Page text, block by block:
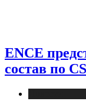
ENCE
состав по